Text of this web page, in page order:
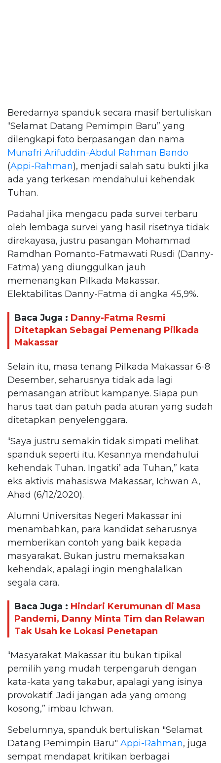
Beredarnya spanduk secara masif bertuliskan
“Selamat Datang Pemimpin Baru” yang
dilengkapi foto berpasangan dan nama
Munafri Arifuddin-Abdul Rahman Bando
(Appi-Rahman), menjadi salah satu bukti jika
ada yang terkesan mendahului kehendak
Tuhan.
Padahal jika mengacu pada survei terbaru
oleh lembaga survei yang hasil risetnya tidak
direkayasa, justru pasangan Mohammad
Ramdhan Pomanto-Fatmawati Rusdi (Danny-
Fatma) yang diunggulkan jauh
memenangkan Pilkada Makassar.
Elektabilitas Danny-Fatma di angka 45,9%.
Baca Juga : Danny-Fatma Resmi
Ditetapkan Sebagai Pemenang Pilkada
Makassar
Selain itu, masa tenang Pilkada Makassar 6-8
Desember, seharusnya tidak ada lagi
pemasangan atribut kampanye. Siapa pun
harus taat dan patuh pada aturan yang sudah
ditetapkan penyelenggara.
“Saya justru semakin tidak simpati melihat
spanduk seperti itu. Kesannya mendahului
kehendak Tuhan. Ingatki’ ada Tuhan,” kata
eks aktivis mahasiswa Makassar, Ichwan A,
Ahad (6/12/2020).
Alumni Universitas Negeri Makassar ini
menambahkan, para kandidat seharusnya
memberikan contoh yang baik kepada
masyarakat. Bukan justru memaksakan
kehendak, apalagi ingin menghalalkan
segala cara.
Baca Juga : Hindari Kerumunan di Masa
Pandemi, Danny Minta Tim dan Relawan
Tak Usah ke Lokasi Penetapan
“Masyarakat Makassar itu bukan tipikal
pemilih yang mudah terpengaruh dengan
kata-kata yang takabur, apalagi yang isinya
provokatif. Jadi jangan ada yang omong
kosong,” imbau Ichwan.
Sebelumnya, spanduk bertuliskan "Selamat
Datang Pemimpin Baru" Appi-Rahman, juga
sempat mendapat kritikan berbagai